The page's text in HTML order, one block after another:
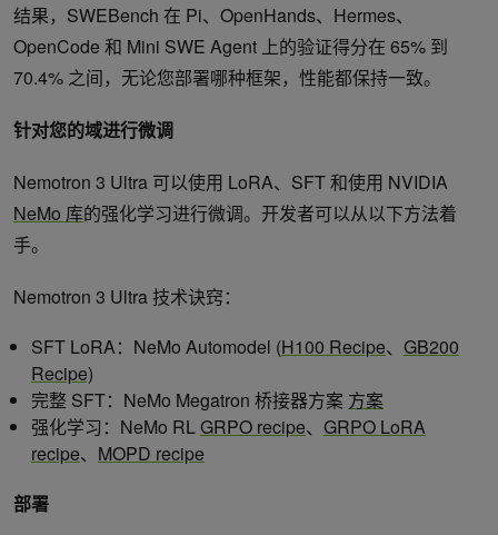
结果，SWEBench 在 Pi、OpenHands、Hermes、
OpenCode 和 Mini SWE Agent 上的验证得分在 65% 到
70.4% 之间，无论您部署哪种框架，性能都保持一致。
针对您的域进行微调
Nemotron 3 Ultra 可以使用 LoRA、SFT 和使用 NVIDIA
NeMo 库的强化学习进行微调。开发者可以从以下方法着
手。
Nemotron 3 Ultra 技术诀窍：
SFT LoRA：NeMo Automodel (H100 Recipe、 GB200
Recipe)
完整 SFT：NeMo Megatron 桥接器方案 方案
强化学习：NeMo RLGRPO recipe、 GRPO LoRA
recipe、 MOPD recipe
部署